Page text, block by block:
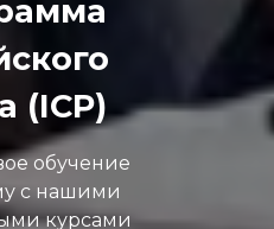
(ICP)
обучение
с нашими
курсами